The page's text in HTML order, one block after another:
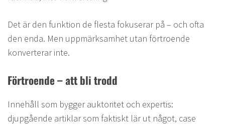
Det är den funktion de flesta fokuserar på – och ofta
den enda. Men uppmärksamhet utan förtroende
konverterar inte.
Förtroende – att bli trodd
Innehåll som bygger auktoritet och expertis:
djupgående artiklar som faktiskt lär ut något, case